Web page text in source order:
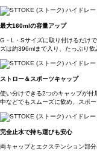
最大160mlの容量アップ
G・L・Sサイズに取り付けるだけ
ズは約396mlまで入り、たっぷり飲
ストロー＆スポーツキャップ
使い分けできる2つのキャップが付
中などでもスムーズに飲め、スポ
完全止水で持ち運びも安心
両キャップとエクステンション部